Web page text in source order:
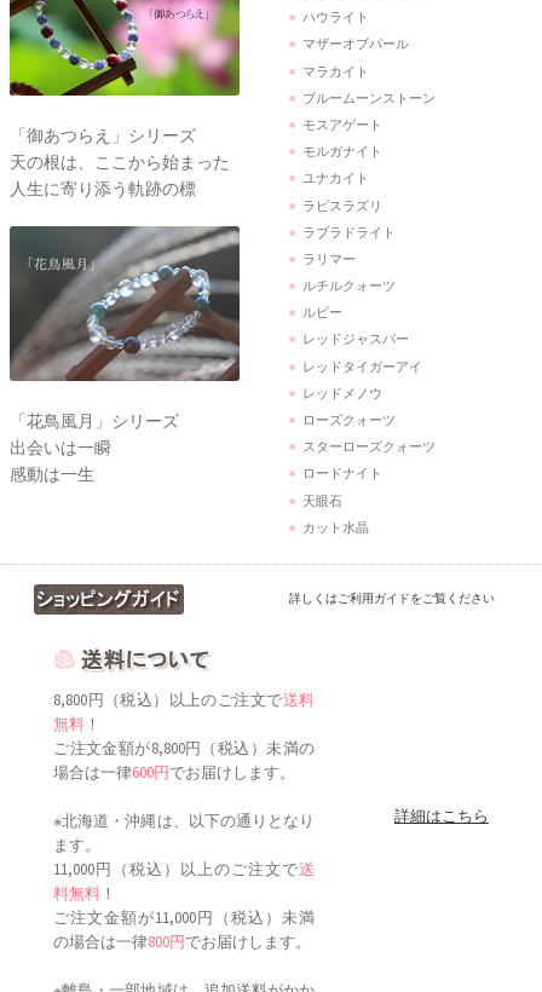
「御あつらえ」シリーズ
天の根は、ここから始まった
人生に寄り添う軌跡の標
「花鳥風月」シリーズ
出会いは一瞬
感動は一生
ハウライト
マザーオブパール
マラカイト
ブルームーンストーン
モスアゲート
モルガナイト
ユナカイト
ラピスラズリ
ラブラドライト
ラリマー
ルチルクォーツ
ルビー
レッドジャスパー
レッドタイガーアイ
レッドメノウ
ローズクォーツ
スターローズクォーツ
ロードナイト
天眼石
カット水晶
詳しくはご利用ガイドをご覧ください
8,800円（税込）以上のご注文で送料
無料 ！
ご注文金額が8,800円（税込）未満の
場合は一律600円でお届けします。
※北海道・沖縄は、以下の通りとなり
ます。
11,000円（税込）以上のご注文で送
料無料 ！
ご注文金額が11,000円（税込）未満
の場合は一律800円でお届けします。
詳細はこちら